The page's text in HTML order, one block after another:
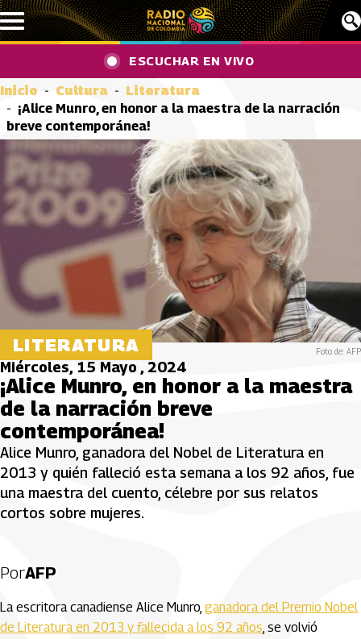
Pasar al contenido principal
ESCUCHAR EN VIVO
Inicio Cultura
Literatura
¡Alice Munro, en honor a la maestra de la narración
breve contemporánea!
LITERATURA Foto de: AFP
Miércoles, 15 Mayo , 2024
¡Alice Munro, en honor a la maestra
de la narración breve
contemporánea!
Alice Munro, ganadora del Nobel de Literatura en
2013 y quién falleció esta semana a los 92 años, fue
una maestra del cuento, célebre por sus relatos
cortos sobre mujeres.
PorAFP
La escritora canadiense Alice Munro, ganadora del Premio Nobel
de Literatura en 2013 y fallecida a los 92 años, se volvió